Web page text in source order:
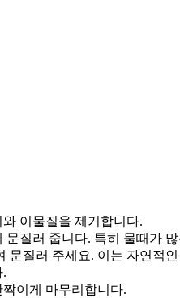
이물질을 제거합니다.
질러 줍니다. 특히 물때가
문질러 주세요. 이는 자연적
.
이게 마무리합니다.